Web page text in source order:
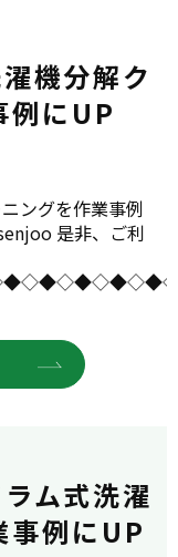
機分解ク
例にUP
ングを作業事例
是非、ご利
ム式洗濯
事例にUP